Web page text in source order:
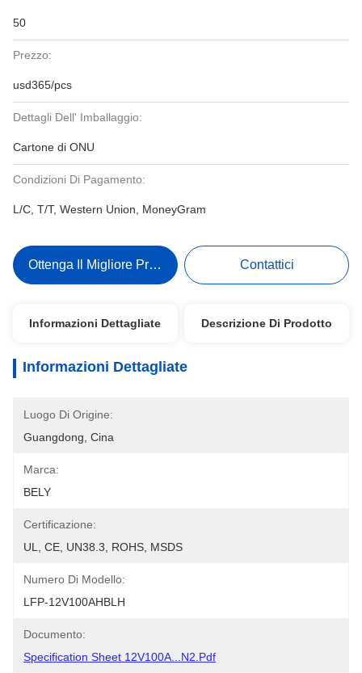
50
Prezzo:
usd365/pcs
Dettagli Dell' Imballaggio:
Cartone di ONU
Condizioni Di Pagamento:
L/C, T/T, Western Union, MoneyGram
Ottenga Il Migliore Prezzo Contattici
Informazioni Dettagliate Descrizione Di Prodotto
Informazioni Dettagliate
Luogo Di Origine:
Guangdong, Cina
Marca:
BELY
Certificazione:
UL, CE, UN38.3, ROHS, MSDS
Numero Di Modello:
LFP-12V100AHBLH
Documento:
Specification Sheet 12V100A...N2.pdf